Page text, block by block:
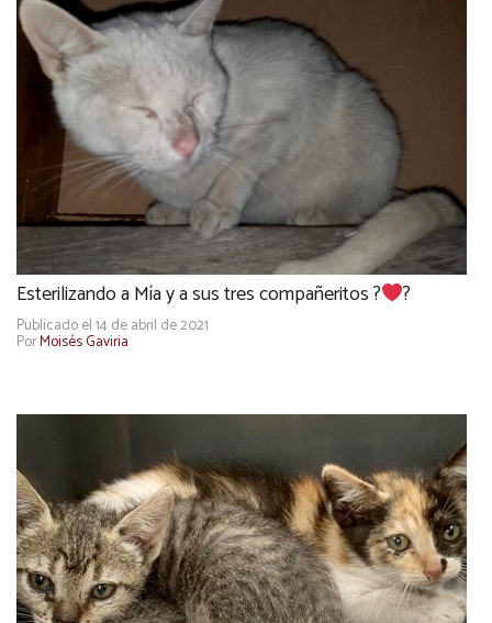
Esterilizando a Mía y a sus tres compañeritos ? ?
Publicado el 14 de abril de 2021
PorMoisés Gaviria